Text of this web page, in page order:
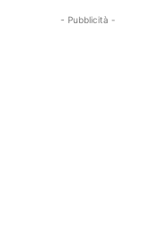
- Pubblicità -